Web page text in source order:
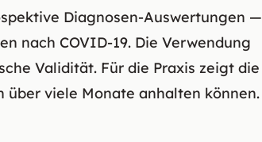
Diagnosen-Auswertungen —
nach COVID-19. Die Verwendung
Validität. Für die Praxis zeigt die
über viele Monate anhalten können.